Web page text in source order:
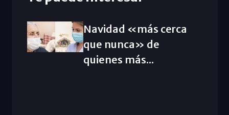
Navidad «más cerca
que nunca» de
quienes más...